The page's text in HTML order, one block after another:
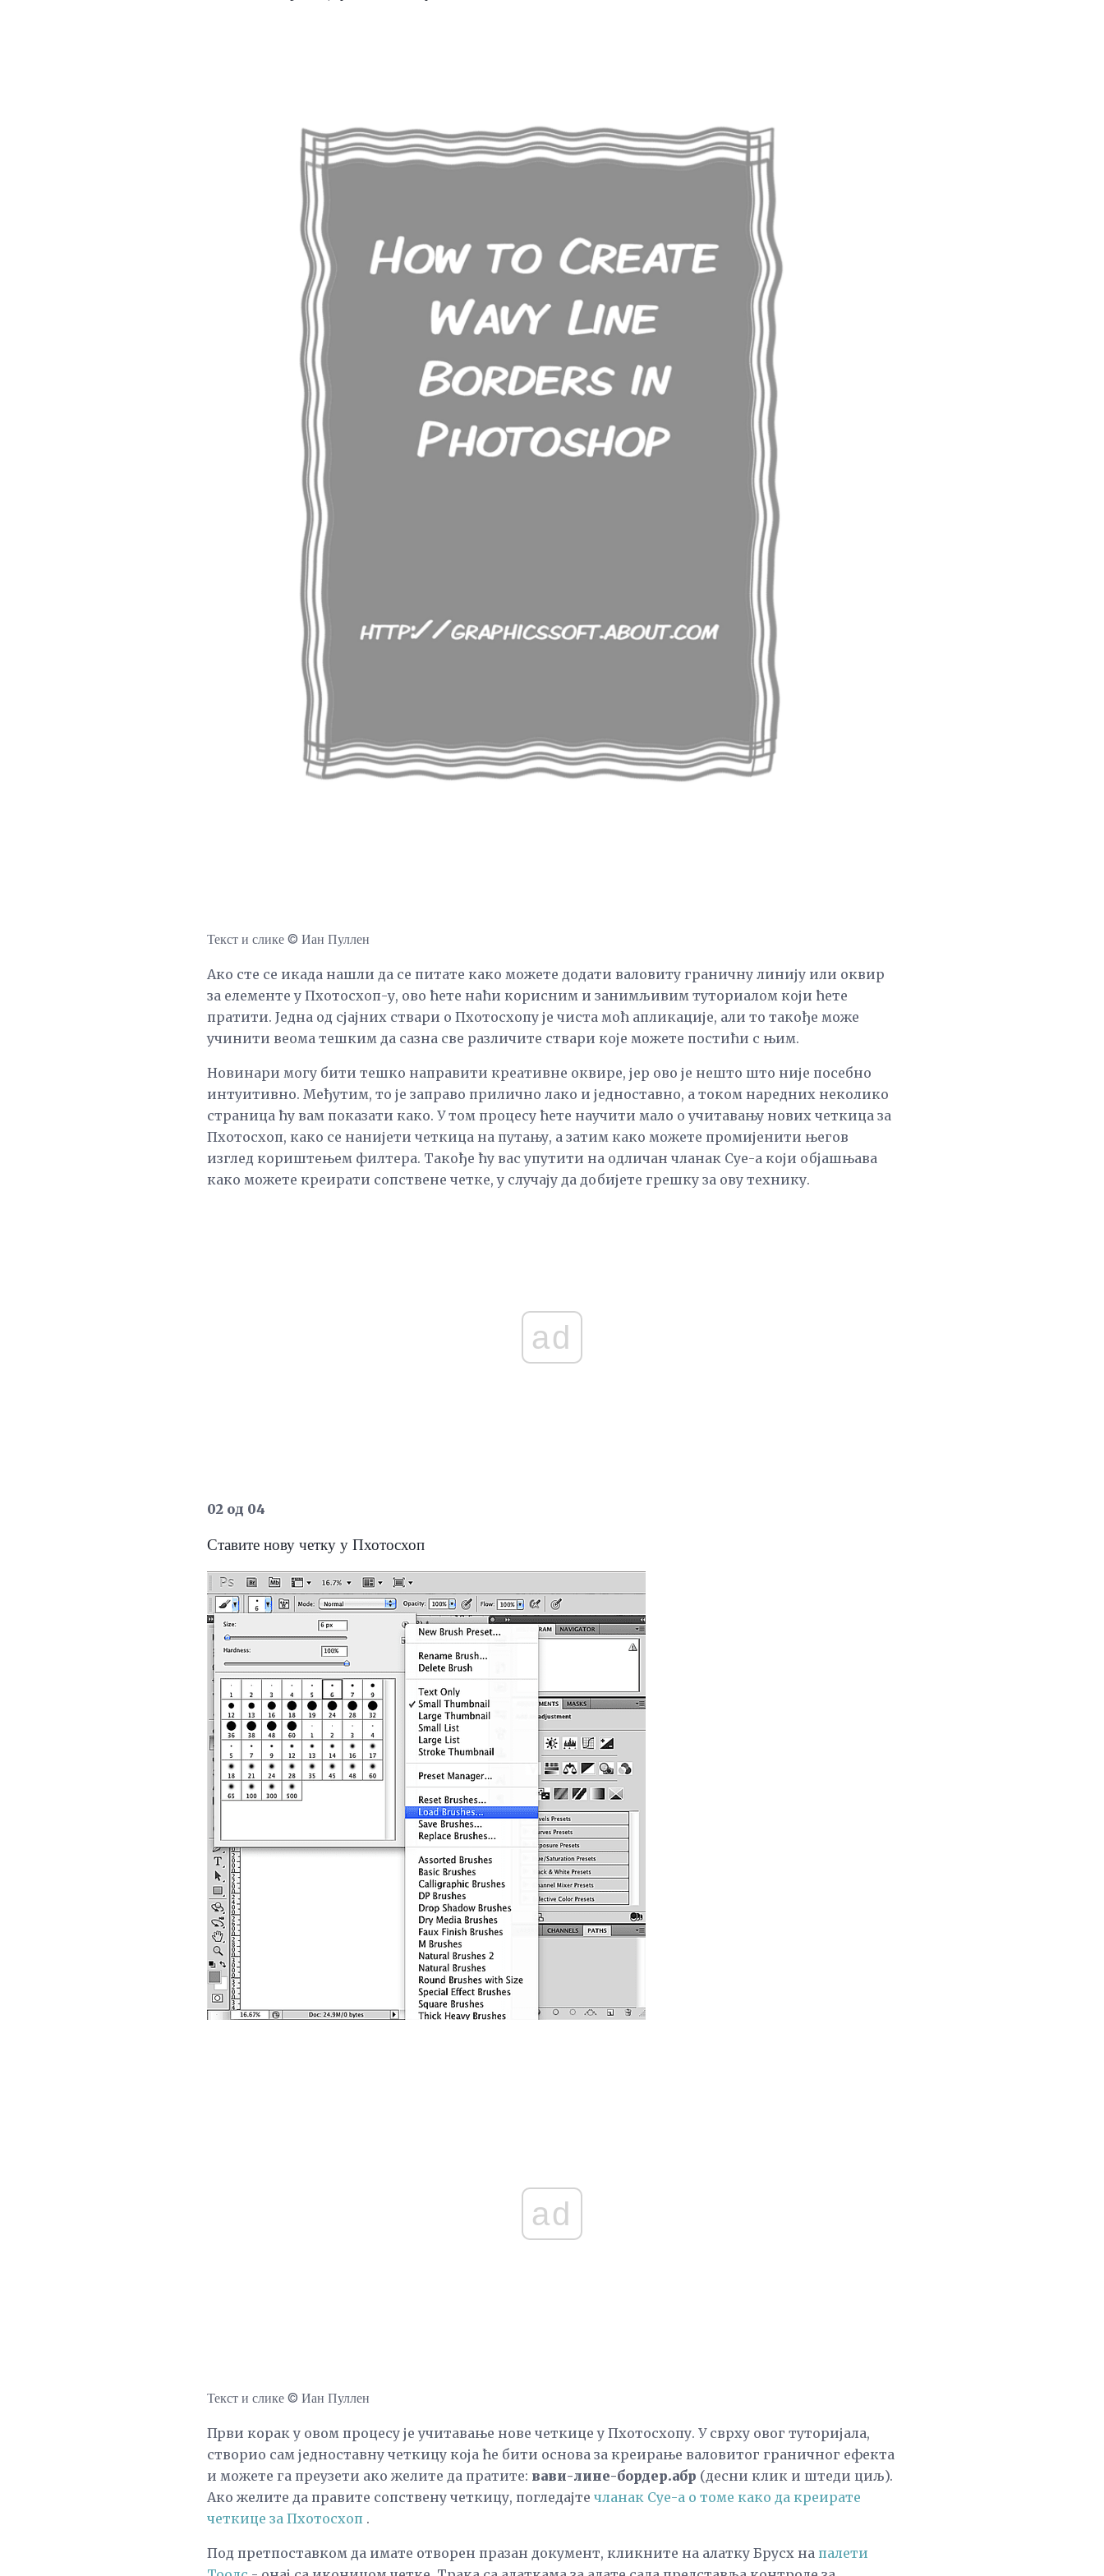
Текст и слике © Иан Пуллен
Ако сте се икада нашли да се питате како можете додати валовиту граничну линију или оквир
за елементе у Пхотосхоп-у, ово ћете наћи корисним и занимљивим туториалом који ћете
пратити. Једна од сјајних ствари о Пхотосхопу је чиста моћ апликације, али то такође може
учинити веома тешким да сазна све различите ствари које можете постићи с њим.
Новинари могу бити тешко направити креативне оквире, јер ово је нешто што није посебно
интуитивно. Међутим, то је заправо прилично лако и једноставно, а током наредних неколико
страница ћу вам показати како. У том процесу ћете научити мало о учитавању нових четкица за
Пхотосхоп, како се нанијети четкица на путању, а затим како можете промијенити његов
изглед кориштењем филтера. Такође ћу вас упутити на одличан чланак Суе-а који објашњава
како можете креирати сопствене четке, у случају да добијете грешку за ову технику.
ad
02 од 04
Ставите нову четку у Пхотосхоп
ad
Текст и слике © Иан Пуллен
Први корак у овом процесу је учитавање нове четкице у Пхотосхопу. У сврху овог туторијала,
створио сам једноставну четкицу која ће бити основа за креирање валовитог граничног ефекта
и можете га преузети ако желите да пратите: вави-лине-бордер.абр (десни клик и штеди циљ).
Ако желите да правите сопствену четкицу, погледајте чланак Суе-а о томе како да креирате
четкице за Пхотосхоп .
Под претпоставком да имате отворен празан документ, кликните на алатку Брусх на палети